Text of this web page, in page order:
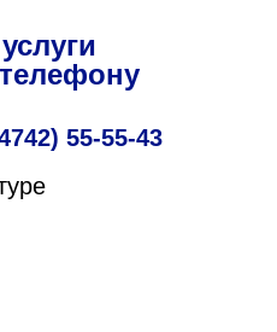
55-55-43